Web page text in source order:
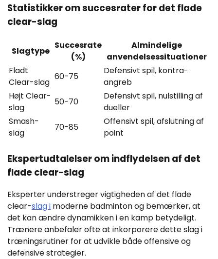
Statistikker om succesrater for det flade
clear-slag
Slagtype
Succesrate
(%)
Almindelige
anvendelsessituationer
Fladt
Clear-slag
60-75
Defensivt spil, kontra-
angreb
Højt Clear-
slag
50-70
Defensivt spil, nulstilling af
dueller
Smash-
slag
70-85
Offensivt spil, afslutning af
point
Ekspertudtalelser om indflydelsen af det
flade clear-slag
Eksperter understreger vigtigheden af det flade
clear-slag i moderne badminton og bemærker, at
det kan ændre dynamikken i en kamp betydeligt.
Trænere anbefaler ofte at inkorporere dette slag i
træningsrutiner for at udvikle både offensive og
defensive strategier.